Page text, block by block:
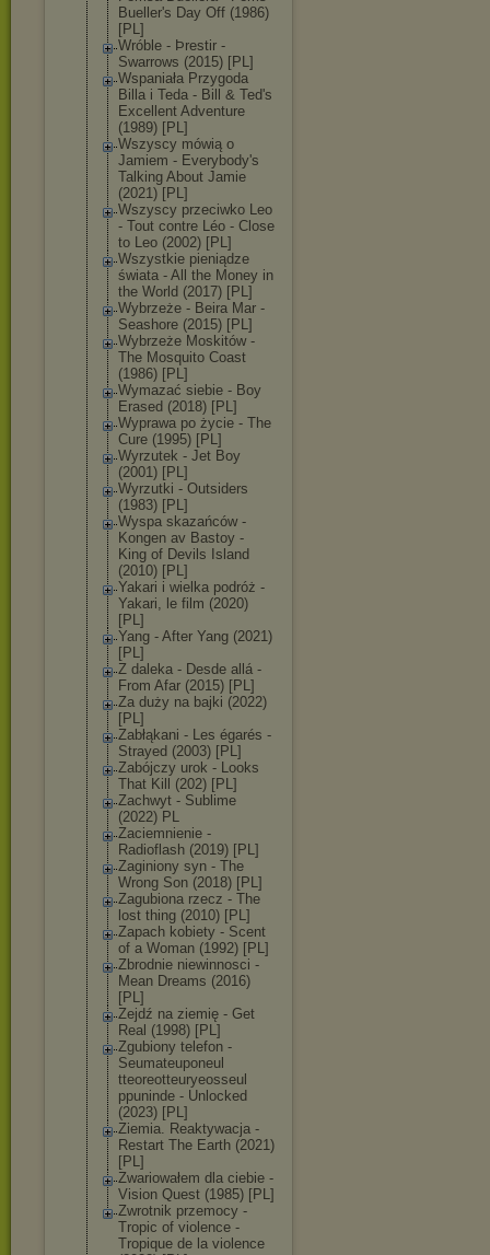
Bueller's Day Off (1986)
[PL]
Wróble - Þrestir -
Swarrows (2015) [PL]
Wspaniała Przygoda
Billa i Teda - Bill & Ted's
Excellent Adventure
(1989) [PL]
Wszyscy mówią o
Jamiem - Everybody's
Talking About Jamie
(2021) [PL]
Wszyscy przeciwko Leo
- Tout contre Léo - Close
to Leo (2002) [PL]
Wszystkie pieniądze
świata - All the Money in
the World (2017) [PL]
Wybrzeże - Beira Mar -
Seashore (2015) [PL]
Wybrzeże Moskitów -
The Mosquito Coast
(1986) [PL]
Wymazać siebie - Boy
Erased (2018) [PL]
Wyprawa po życie - The
Cure (1995) [PL]
Wyrzutek - Jet Boy
(2001) [PL]
Wyrzutki - Outsiders
(1983) [PL]
Wyspa skazańców -
Kongen av Bastoy -
King of Devils Island
(2010) [PL]
Yakari i wielka podróż -
Yakari, le film (2020)
[PL]
Yang - After Yang (2021)
[PL]
Z daleka - Desde allá -
From Afar (2015) [PL]
Za duży na bajki (2022)
[PL]
Zabłąkani - Les égarés -
Strayed (2003) [PL]
Zabójczy urok - Looks
That Kill (202) [PL]
Zachwyt - Sublime
(2022) PL
Zaciemnienie -
Radioflash (2019) [PL]
Zaginiony syn - The
Wrong Son (2018) [PL]
Zagubiona rzecz - The
lost thing (2010) [PL]
Zapach kobiety - Scent
of a Woman (1992) [PL]
Zbrodnie niewinnosci -
Mean Dreams (2016)
[PL]
Zejdź na ziemię - Get
Real (1998) [PL]
Zgubiony telefon -
Seumateuponeul
tteoreotteuryeosseul
ppuninde - Unlocked
(2023) [PL]
Ziemia. Reaktywacja -
Restart The Earth (2021)
[PL]
Zwariowałem dla ciebie -
Vision Quest (1985) [PL]
Zwrotnik przemocy -
Tropic of violence -
Tropique de la violence